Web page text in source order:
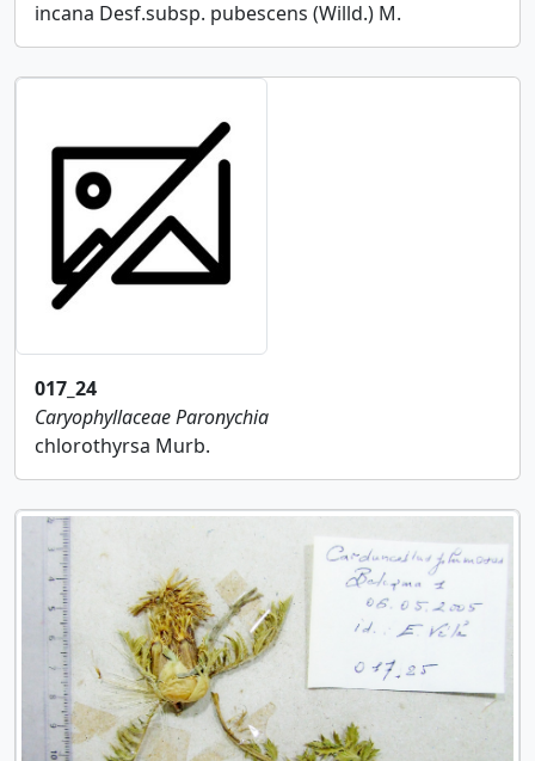
incana Desf.subsp. pubescens (Willd.) M.
017_24
CaryophyllaceaeParonychia
chlorothyrsa Murb.